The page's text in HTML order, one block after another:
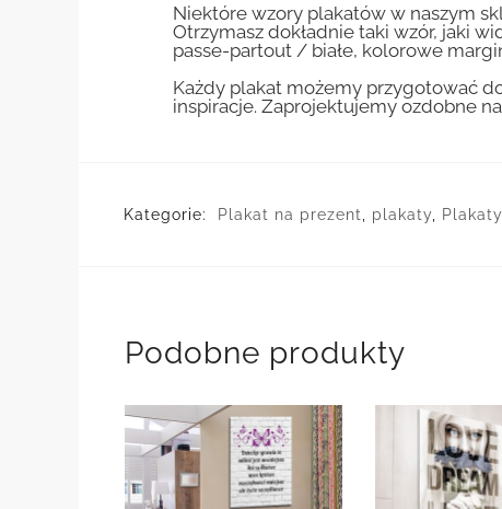
Niektóre wzory plakatów w naszym
Otrzymasz dokładnie taki wzór, jaki
passe-partout / białe, kolorowe
Każdy plakat możemy przygotować
inspiracje. Zaprojektujemy ozdobne
Kategorie:
Plakat na prezent plakaty
Podobne produkty